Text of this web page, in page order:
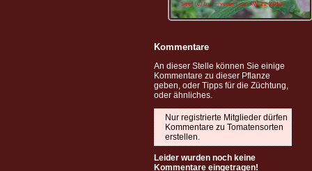
Kommentare
An dieser Stelle können Sie einige
Kommentare zu dieser Pflanze
geben, oder Tipps für die Züchtung,
oder ähnliches.
Nur registrierte Mitglieder dürfen
Kommentare zu Tomatensorten
erstellen.
Leider wurden noch keine
Kommentare eingetragen!